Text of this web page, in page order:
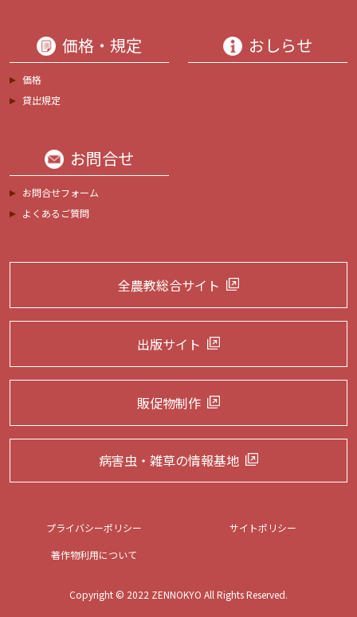
価格・規定
価格
貸出規定
おしらせ
お問合せ
お問合せフォーム
よくあるご質問
全農教総合サイト
出版サイト
販促物制作
病害虫・雑草の情報基地
プライバシーポリシー
サイトポリシー
著作物利用について
Copyright © 2022 ZENNOKYO All Rights Reserved.